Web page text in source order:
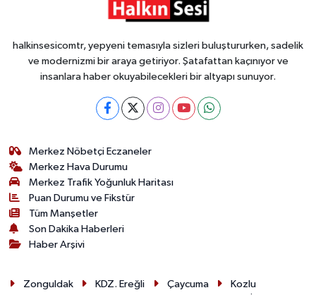
halkinsesicomtr, yepyeni temasıyla sizleri buluştururken, sadelik
ve modernizmi bir araya getiriyor. Şatafattan kaçınıyor ve
insanlara haber okuyabilecekleri bir altyapı sunuyor.
Merkez Nöbetçi Eczaneler
Merkez Hava Durumu
Merkez Trafik Yoğunluk Haritası
Puan Durumu ve Fikstür
Tüm Manşetler
Son Dakika Haberleri
Haber Arşivi
Zonguldak KDZ. Ereğli Çaycuma
Kozlu